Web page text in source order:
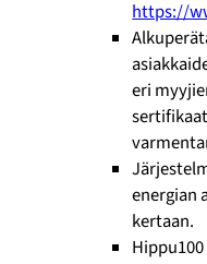
https://
eri
energian
kertaan.